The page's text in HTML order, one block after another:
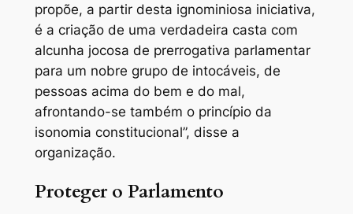
propõe, a partir desta ignominiosa iniciativa,
é a criação de uma verdadeira casta com
alcunha jocosa de prerrogativa parlamentar
para um nobre grupo de intocáveis, de
pessoas acima do bem e do mal,
afrontando-se também o princípio da
isonomia constitucional”, disse a
organização.
Proteger o Parlamento